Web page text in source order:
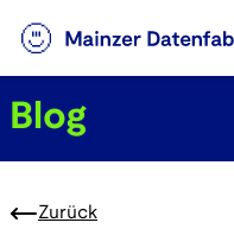
Blog
Zurück